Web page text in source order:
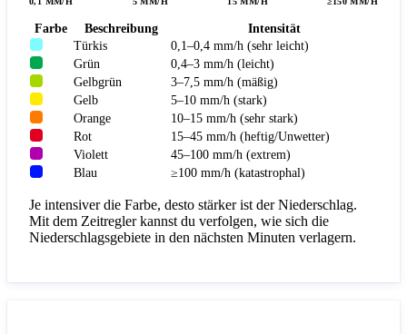
Farbe Beschreibung
Intensität
Türkis
0,1–0,4 mm/h (sehr leicht)
Grün
0,4–3 mm/h (leicht)
Gelbgrün
3–7,5 mm/h (mäßig)
Gelb
5–10 mm/h (stark)
Orange
10–15 mm/h (sehr stark)
Rot
15–45 mm/h (heftig/Unwetter)
Violett
45–100 mm/h (extrem)
Blau
≥100 mm/h (katastrophal)
Je intensiver die Farbe, desto stärker ist der Niederschlag.
Mit dem Zeitregler kannst du verfolgen, wie sich die
Niederschlagsgebiete in den nächsten Minuten verlagern.